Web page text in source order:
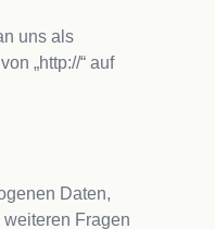
uns als
„http://“ auf
Daten,
Fragen